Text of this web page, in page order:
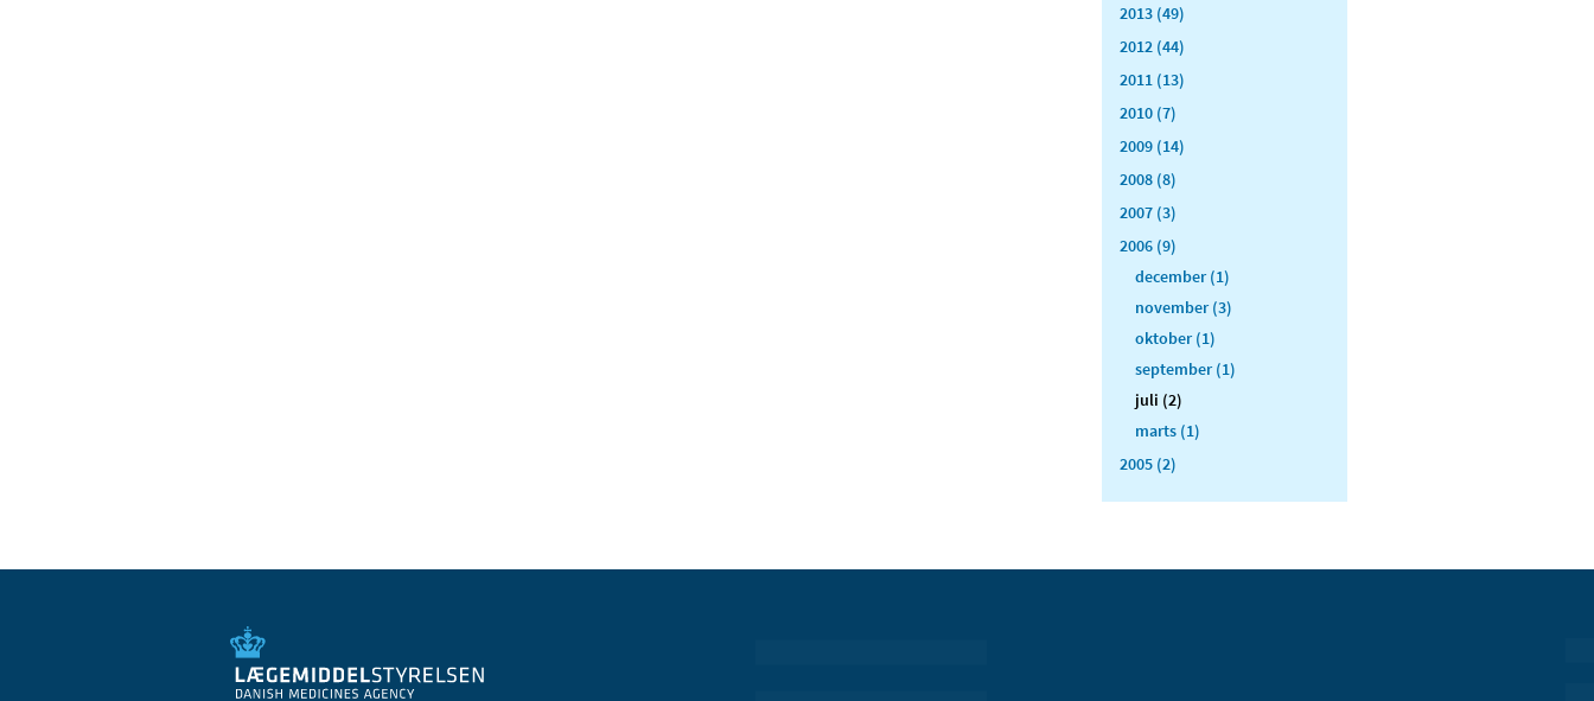
2013 (49)
2012 (44)
2011 (13)
2010 (7)
2009 (14)
2008 (8)
2007 (3)
2006 (9)
december (1)
november (3)
oktober (1)
september (1)
juli (2)
marts (1)
2005 (2)